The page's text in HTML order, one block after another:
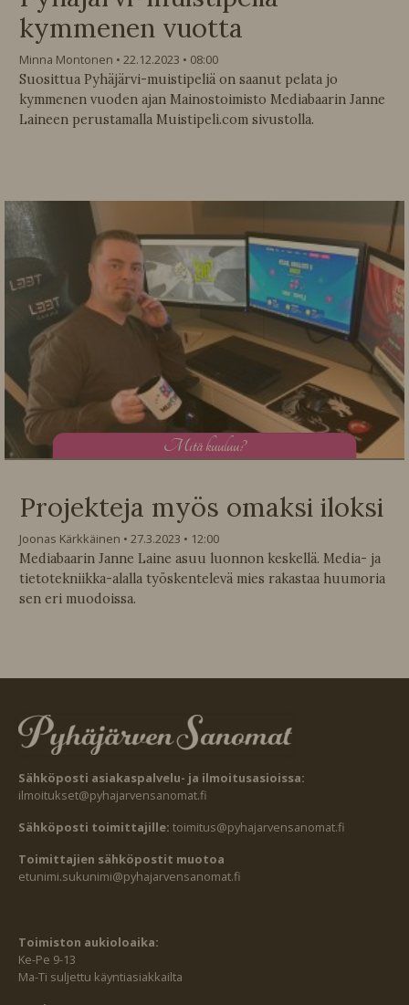
kymmenen vuotta
Minna Montonen 22.12.2023
08:00
Suosittua Pyhäjärvi-muistipeliä on saanut pelata jo
kymmenen vuoden ajan Mainostoimisto Mediabaarin Janne
Laineen perustamalla Muistipeli.com sivustolla.
Mitä kuuluu?
Projekteja myös omaksi iloksi
Joonas Kärkkäinen 27.3.2023
12:00
Mediabaarin Janne Laine asuu luonnon keskellä. Media- ja
tietotekniikka-alalla työskentelevä mies rakastaa huumoria
sen eri muodoissa.
Sähköposti asiakaspalvelu- ja ilmoitusasioissa:
ilmoitukset@pyhajarvensanomat.fi
Sähköposti toimittajille: toimitus@pyhajarvensanomat.fi
Toimittajien sähköpostit muotoa
etunimi.sukunimi@pyhajarvensanomat.fi
Toimiston aukioloaika:
Ke-Pe 9-13
Ma-Ti suljettu käyntiasiakkailta